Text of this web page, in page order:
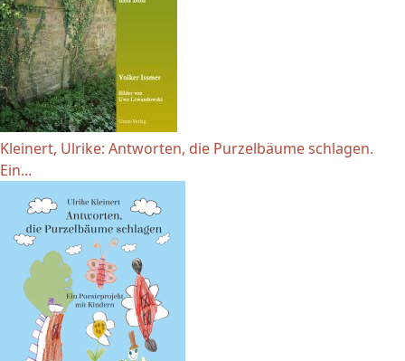
Kleinert, Ulrike: Antworten, die Purzelbäume schlagen.
Ein...